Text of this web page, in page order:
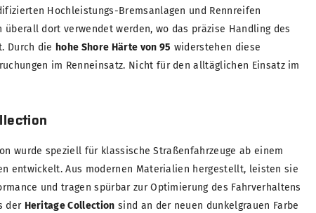
Hochleistungs-Bremsanlagen und Rennreifen
überall dort verwendet werden, wo das präzise Handling des
Durch die hohe Shore Härte von 95 widerstehen diese
im Renneinsatz. Nicht für den alltäglichen Einsatz im
wurde speziell für klassische Straßenfahrzeuge ab einem
entwickelt. Aus modernen Materialien hergestellt, leisten sie
und tragen spürbar zur Optimierung des Fahrverhaltens
der Heritage Collection sind an der neuen dunkelgrauen Farbe